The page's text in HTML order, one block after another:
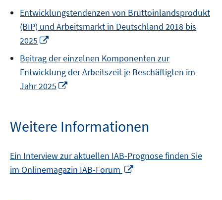
Entwicklungstendenzen von Bruttoinlandsprodukt
(BIP) und Arbeitsmarkt in Deutschland 2018 bis
2025
Fenster
öffnen
Beitrag der einzelnen Komponenten zur
Entwicklung der Arbeitszeit je Beschäftigten im
Jahr 2025
öffnen
Weitere Informationen
Ein Interview zur aktuellen IAB-Prognose finden Sie
im Onlinemagazin IAB-Forum